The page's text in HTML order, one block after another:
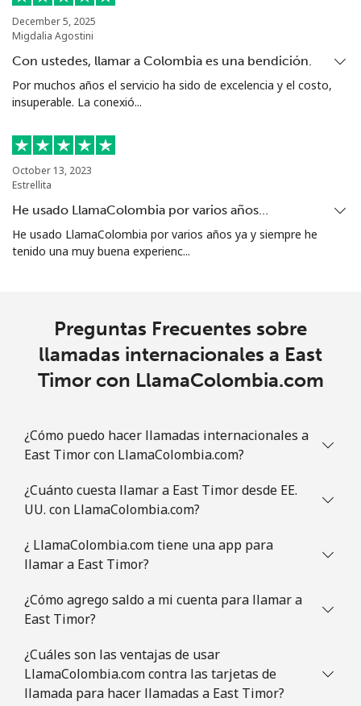
Línea fija ⁦43.9c⁩
11 min por
-
Celular
December 5, 2025
Migdalia Agostini
Con ustedes, llamar a Colombia es una bendición.
Por muchos años el servicio ha sido de excelencia y el costo,
insuperable. La conexió...
October 13, 2023
Estrellita
He usado LlamaColombia por varios años…
He usado LlamaColombia por varios años ya y siempre he
tenido una muy buena experienc...
Preguntas Frecuentes sobre
llamadas internacionales a East
Timor con LlamaColombia.com
¿Cómo puedo hacer llamadas internacionales a
East Timor con LlamaColombia.com?
¿Cuánto cuesta llamar a East Timor desde EE.
UU. con LlamaColombia.com?
¿ LlamaColombia.com tiene una app para
llamar a East Timor?
¿Cómo agrego saldo a mi cuenta para llamar a
East Timor?
¿Cuáles son las ventajas de usar
LlamaColombia.com contra las tarjetas de
llamada para hacer llamadas a East Timor?